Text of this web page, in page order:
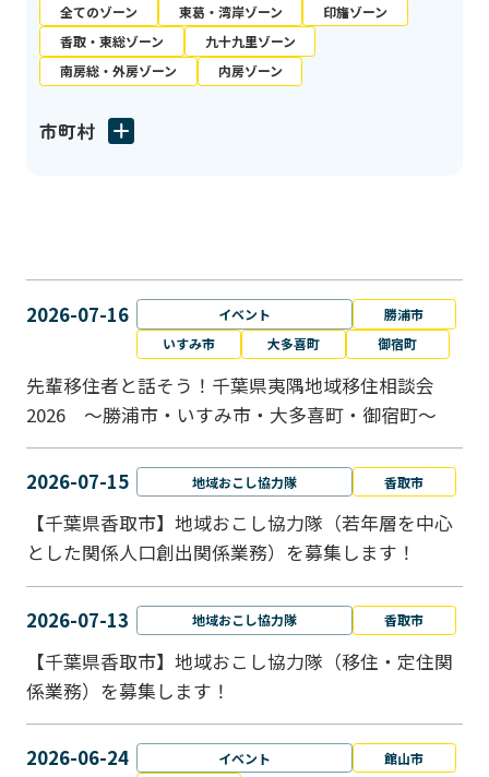
全てのゾーン 東葛・湾岸ゾーン
印旛ゾーン
香取・東総ゾーン
九十九里ゾーン
南房総・外房ゾーン
内房ゾーン
市町村
2026-07-16 イベント
勝浦市
いすみ市
大多喜町 御宿町
先輩移住者と話そう！千葉県夷隅地域移住相談会
2026 ～勝浦市・いすみ市・大多喜町・御宿町～
2026-07-15 地域おこし協力隊 香取市
【千葉県香取市】地域おこし協力隊（若年層を中心
とした関係人口創出関係業務）を募集します！
2026-07-13 地域おこし協力隊 香取市
【千葉県香取市】地域おこし協力隊（移住・定住関
係業務）を募集します！
2026-06-24 イベント
館山市